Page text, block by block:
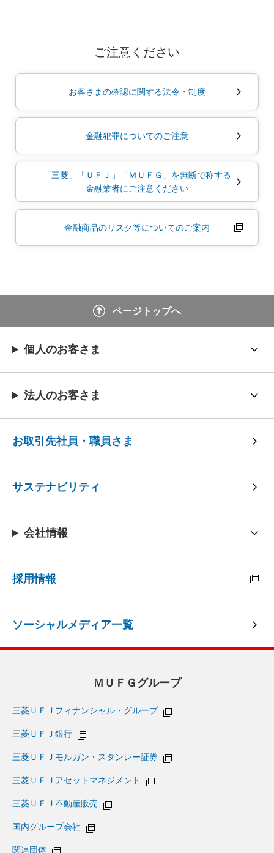
ご注意ください
お客さまの確認に関する法令・制度
金融犯罪についてのご注意
「三菱」「ＵＦＪ」「ＭＵＦＧ」を無断で称する
金融業者にご注意ください
金融商品のリスク等についてのご案内
ページトップへ
個人のお客さま
法人のお客さま
お取引先社員・職員さま
サステナビリティ
会社情報
採用情報
ソーシャルメディア一覧
ＭＵＦＧグループ
三菱ＵＦＪフィナンシャル・グループ
三菱ＵＦＪ銀行
三菱ＵＦＪモルガン・スタンレー証券
三菱ＵＦＪアセットマネジメント
三菱ＵＦＪ不動産販売
国内グループ会社
関連団体